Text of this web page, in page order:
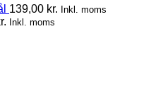
139,00 kr. Inkl. moms
Inkl. moms